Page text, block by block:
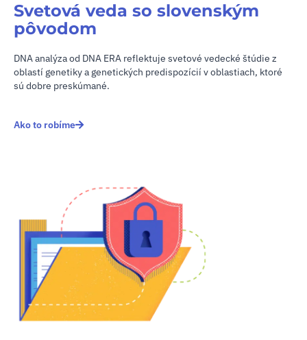
Svetová veda so slovenským
pôvodom
DNA analýza od DNA ERA reflektuje svetové vedecké štúdie z
oblastí genetiky a genetických predispozícií v oblastiach, ktoré
sú dobre preskúmané.
Ako to robíme